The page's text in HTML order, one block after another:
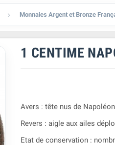
 Monnaies Argent et Bronze
1 CENTIME
Avers : tête nus de
Revers : aigle aux ailes
Etat de conservation :